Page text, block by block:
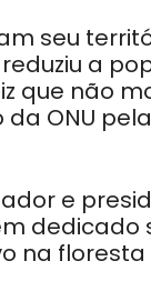
seu
a
que não
da ONU
e
dedicado
na